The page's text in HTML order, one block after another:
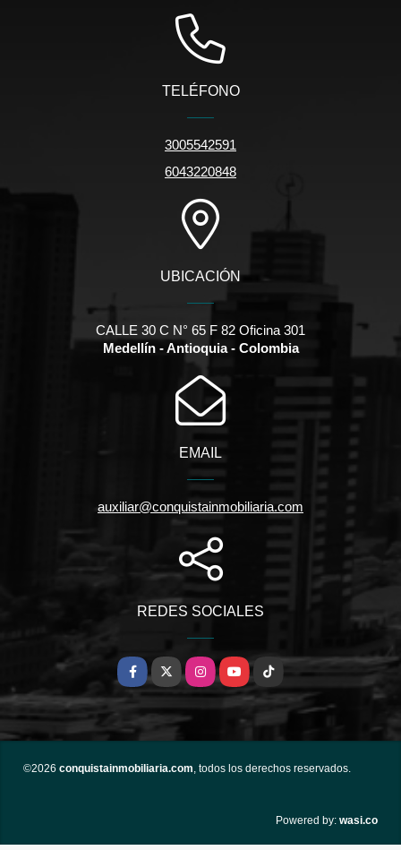
TELÉFONO
3005542591
6043220848
UBICACIÓN
CALLE 30 C N° 65 F 82 Oficina 301
Medellín - Antioquia - Colombia
EMAIL
auxiliar@conquistainmobiliaria.com
REDES SOCIALES
Facebook
X InstagramYouTubeTikTok
©2026 conquistainmobiliaria.com , todos los derechos reservados.
Powered by: wasi.co